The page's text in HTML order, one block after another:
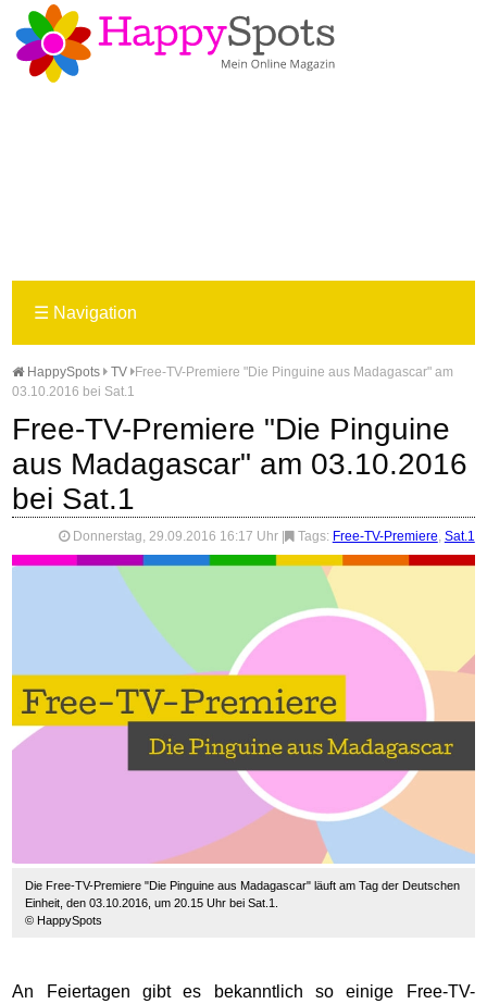
☰ Navigation
HappySpots TV
Free-TV-Premiere "Die Pinguine aus Madagascar" am
03.10.2016 bei Sat.1
Free-TV-Premiere "Die Pinguine
aus Madagascar" am 03.10.2016
bei Sat.1
Donnerstag, 29.09.2016 16:17 Uhr Tags: Free-TV-Premiere, Sat.1
Die Free-TV-Premiere "Die Pinguine aus Madagascar" läuft am Tag der Deutschen
Einheit, den 03.10.2016, um 20.15 Uhr bei Sat.1.
© HappySpots
An Feiertagen gibt es bekanntlich so einige Free-TV-